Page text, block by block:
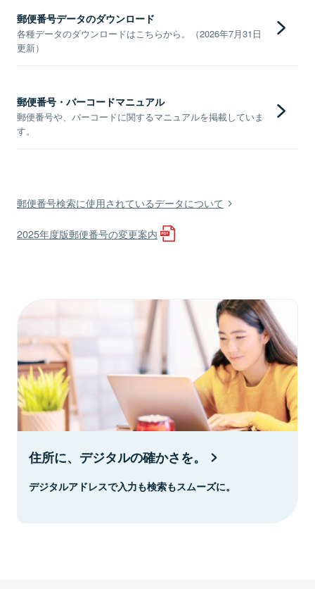
郵便番号データのダウンロード
各種データのダウンロードはこちらから。（2026年7月31日
更新）
郵便番号・バーコードマニュアル
郵便番号や、バーコードに関するマニュアルを掲載していま
す。
郵便番号検索に使用されているデータについて
2025年度版郵便番号の変更案内
住所に、デジタルの確かさを。
デジタルアドレスで入力も検索もスムーズに。